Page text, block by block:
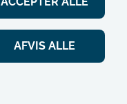
AFVIS ALLE